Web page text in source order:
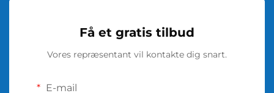
Få et gratis tilbud
Vores repræsentant vil kontakte dig snart.
E-mail